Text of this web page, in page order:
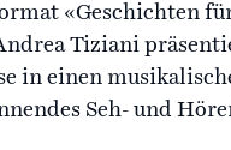
«Geschichten
Tiziani
in einen
Seh- und